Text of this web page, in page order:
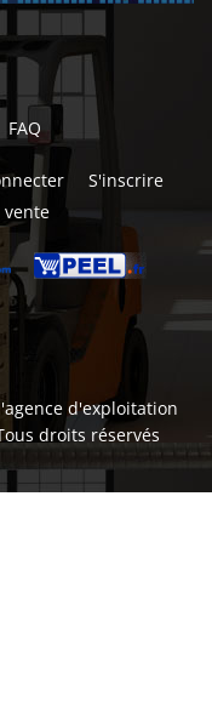
FAQ
S'inscrire
vente
agence d'exploitation
droits réservés